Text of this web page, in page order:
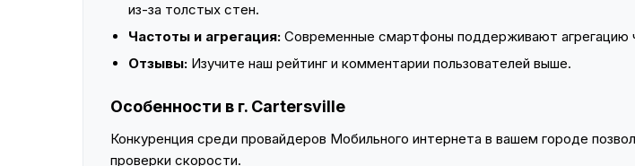
из-за толстых стен.
Частоты и агрегация: Современные смартфоны поддерживают агрегацию
Отзывы: Изучите наш рейтинг и комментарии пользователей выше.
Особенности в г. Cartersville
Конкуренция среди провайдеров Мобильного интернета в вашем городе
проверки скорости.